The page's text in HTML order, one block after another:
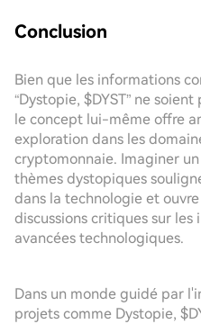
Conclusion
Bien que les informations
“Dystopie, $DYST” ne
le concept lui-même offre
exploration dans les
cryptomonnaie. Imaginer
thèmes dystopiques
dans la technologie et
discussions critiques sur les
avancées technologiques.
Dans un monde guidé par
projets comme Dystopie,